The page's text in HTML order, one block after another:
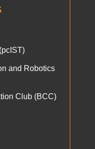
and Robotics
Club (BCC)